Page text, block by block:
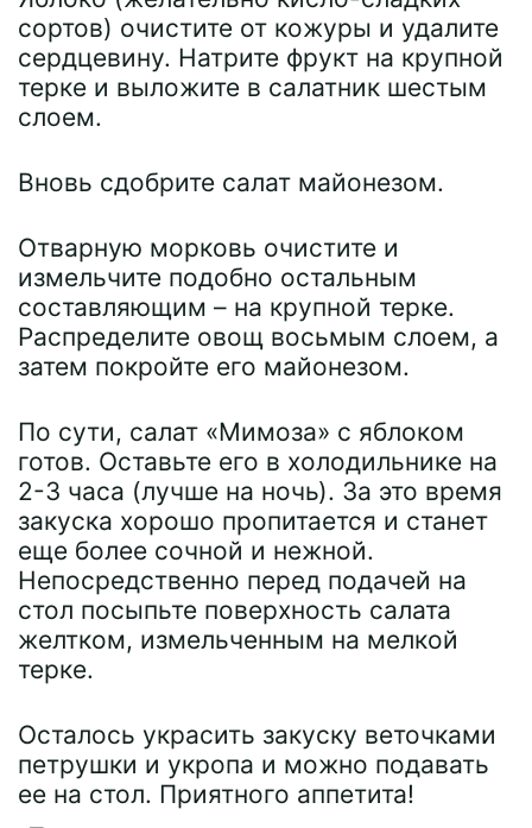
сортов) очистите от кожуры и удалите
сердцевину. Натрите фрукт на крупной
терке и выложите в салатник шестым
слоем.
Вновь сдобрите салат майонезом.
Отварную морковь очистите и
измельчите подобно остальным
составляющим – на крупной терке.
Распределите овощ восьмым слоем, а
затем покройте его майонезом.
По сути, салат «Мимоза» с яблоком
готов. Оставьте его в холодильнике на
2-3 часа (лучше на ночь). За это время
закуска хорошо пропитается и станет
еще более сочной и нежной.
Непосредственно перед подачей на
стол посыпьте поверхность салата
желтком, измельченным на мелкой
терке.
Осталось украсить закуску веточками
петрушки и укропа и можно подавать
ее на стол. Приятного аппетита!